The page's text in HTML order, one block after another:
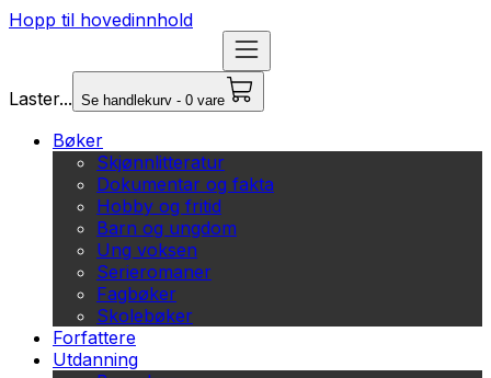
Hopp til hovedinnhold
Laster... Se handlekurv - 0 vare
Bøker
Skjønnlitteratur
Dokumentar og fakta
Hobby og fritid
Barn og ungdom
Ung voksen
Serieromaner
Fagbøker
Skolebøker
Forfattere
Utdanning